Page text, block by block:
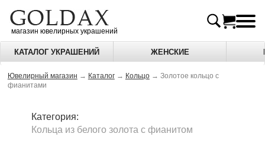
магазин ювелирных украшений
КАТАЛОГ УКРАШЕНИЙ ЖЕНСКИЕ
Ювелирный магазин → Каталог → Кольцо → Золотое кольцо с
фианитами
Категория:
Кольца из белого золота c фианитом